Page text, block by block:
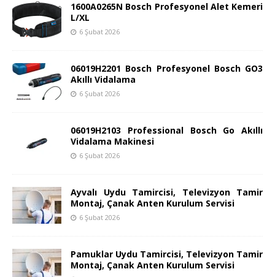
1600A0265N Bosch Profesyonel Alet Kemeri
L/XL
6 Şubat 2026
06019H2201 Bosch Profesyonel Bosch GO3
Akıllı Vidalama
6 Şubat 2026
06019H2103 Professional Bosch Go Akıllı
Vidalama Makinesi
6 Şubat 2026
Ayvalı Uydu Tamircisi, Televizyon Tamir
Montaj, Çanak Anten Kurulum Servisi
6 Şubat 2026
Pamuklar Uydu Tamircisi, Televizyon Tamir
Montaj, Çanak Anten Kurulum Servisi